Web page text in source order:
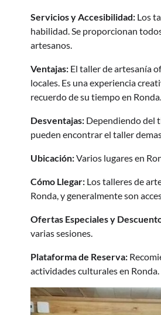
Servicios y Accesibilidad: Los
habilidad. Se proporcionan
artesanos.
Ventajas: El taller de artesanía
locales. Es una experiencia
recuerdo de su tiempo en Ronda.
Desventajas: Dependiendo del
pueden encontrar el taller
Ubicación:Varios lugares en
Cómo Llegar: Los talleres de
Ronda, y generalmente son
Ofertas Especiales y
varias sesiones.
Plataforma de Reserva:
actividades culturales en Ronda.